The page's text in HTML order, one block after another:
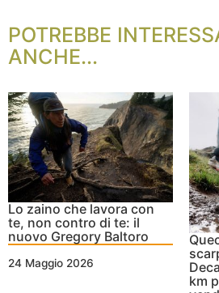
POTREBBE
ANCHE...
Lo zaino che lavora con
te, non contro di te: il
nuovo Gregory Baltoro
24 Maggio 2026
km